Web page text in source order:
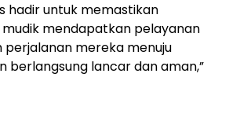
hadir untuk memastikan
mendapatkan pelayanan
perjalanan mereka menuju
berlangsung lancar dan aman,”